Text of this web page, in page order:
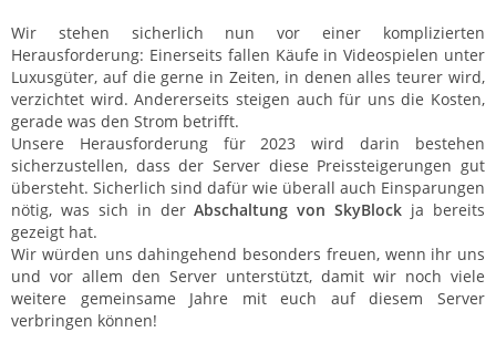
Wir stehen sicherlich nun vor einer komplizierten
Herausforderung: Einerseits fallen Käufe in Videospielen unter
Luxusgüter, auf die gerne in Zeiten, in denen alles teurer wird,
verzichtet wird. Andererseits steigen auch für uns die Kosten,
gerade was den Strom betrifft.
Unsere Herausforderung für 2023 wird darin bestehen
sicherzustellen, dass der Server diese Preissteigerungen gut
übersteht. Sicherlich sind dafür wie überall auch Einsparungen
nötig, was sich in derAbschaltung von SkyBlock ja bereits
gezeigt hat.
Wir würden uns dahingehend besonders freuen, wenn ihr uns
und vor allem den Server unterstützt, damit wir noch viele
weitere gemeinsame Jahre mit euch auf diesem Server
verbringen können!